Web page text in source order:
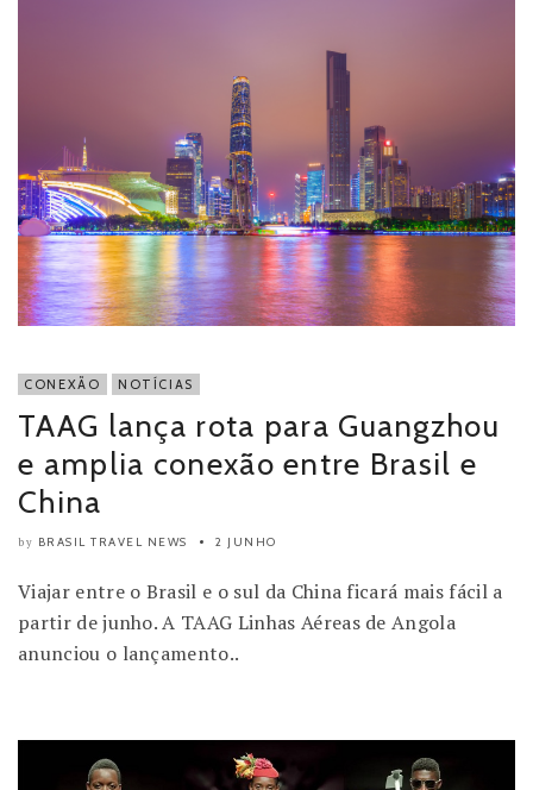
CONEXÃO NOTÍCIAS
TAAG lança rota para Guangzhou
e amplia conexão entre Brasil e
China
by BRASIL TRAVEL NEWS 2 JUNHO
Viajar entre o Brasil e o sul da China ficará mais fácil a
partir de junho. A TAAG Linhas Aéreas de Angola
anunciou o lançamento..